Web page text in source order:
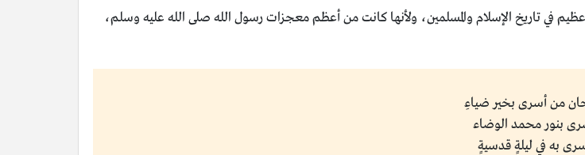
عظيم في تاريخ الإسلام والمسلمين، ولأنها كانت من أعظم معجزات رسول الله صلى الله عليه وسلم،
من أسرى بخير ضياءِ
بنور محمد الوضاء
به في ليلةٍ قدسيةٍ